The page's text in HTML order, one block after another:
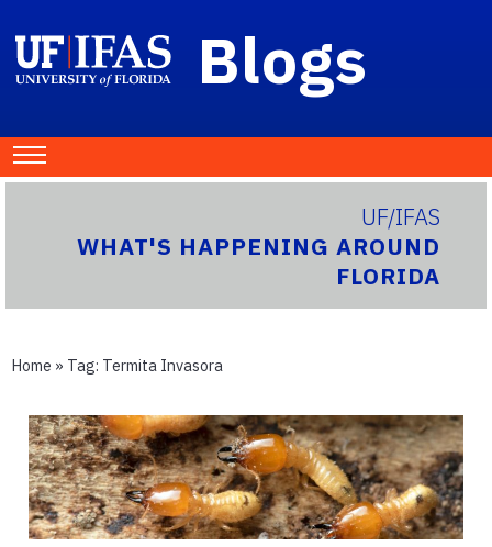
Blogs
UF/IFAS
WHAT'S HAPPENING AROUND
FLORIDA
Home » Tag: Termita Invasora